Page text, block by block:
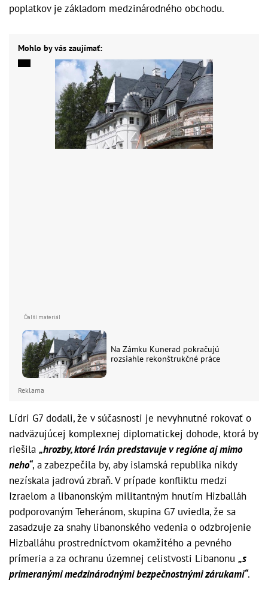
poplatkov je základom medzinárodného obchodu.
Mohlo by vás zaujímať:
Na Zámku Kunerad pokračujú
rozsiahle rekonštrukčné práce
Reklama
Lídri G7 dodali, že v súčasnosti je nevyhnutné rokovať o
nadväzujúcej komplexnej diplomatickej dohode, ktorá by
riešila „hrozby, ktoré Irán predstavuje v regióne aj mimo
neho“, a zabezpečila by, aby islamská republika nikdy
nezískala jadrovú zbraň. V prípade konfliktu medzi
Izraelom a libanonským militantným hnutím Hizballáh
podporovaným Teheránom, skupina G7 uviedla, že sa
zasadzuje za snahy libanonského vedenia o odzbrojenie
Hizballáhu prostredníctvom okamžitého a pevného
prímeria a za ochranu územnej celistvosti Libanonu „s
primeranými medzinárodnými bezpečnostnými zárukami“.